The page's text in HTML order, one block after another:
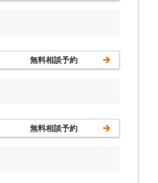
無料相談予約
無料相談予約